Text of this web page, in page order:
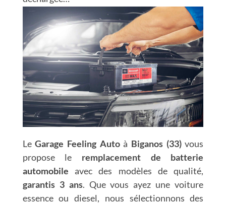
LeGarage Feeling Autoà Biganos (33)vous
propose le remplacement de batterie
automobile avec des modèles de qualité,
garantis 3 ans. Que vous ayez une voiture
essence ou diesel, nous sélectionnons des